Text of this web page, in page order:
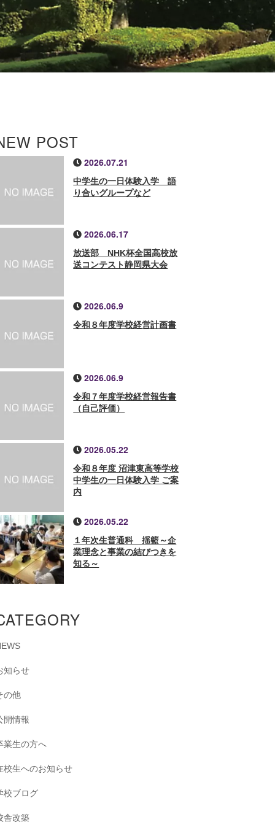
POST
2026.07.21
中学生の一日体験入学 語
り合いグループなど
2026.06.17
放送部 NHK杯全国高校放
送コンテスト静岡県大会
2026.06.9
令和８年度学校経営計画書
2026.06.9
令和７年度学校経営報告書
（自己評価）
2026.05.22
令和８年度 沼津東高等学校
中学生の一日体験入学 ご案
内
2026.05.22
１年次生普通科 揺籃～企
業理念と事業の結びつきを
知る～
知らせ
の他
開情報
業生の方へ
校生へのお知らせ
校ブログ
舎改築